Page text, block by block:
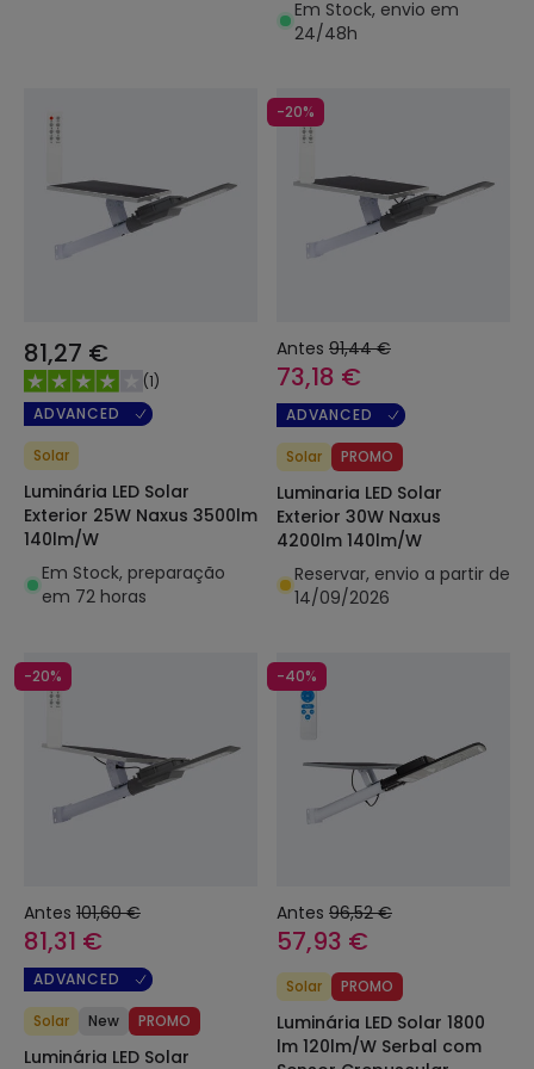
Iluminação Pública
Em Stock, envio em
24/48h
81,27 €
(1)
ADVANCED
Solar
Luminária LED Solar
Exterior 25W Naxus 3500lm
140lm/W
Em Stock, preparação
em 72 horas
-20%
Antes 91,44 €
73,18 €
ADVANCED
Solar PROMO
Luminaria LED Solar
Exterior 30W Naxus
4200lm 140lm/W
Reservar, envio a partir de
14/09/2026
-20%
Antes 101,60 €
81,31 €
ADVANCED
Solar New PROMO
Luminária LED Solar
-40%
Antes 96,52 €
57,93 €
Solar PROMO
Luminária LED Solar 1800
lm 120lm/W Serbal com